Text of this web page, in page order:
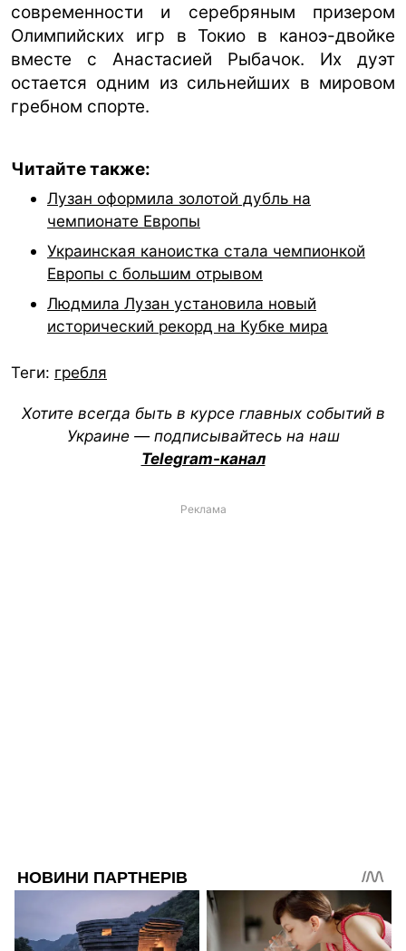
современности и серебряным призером
Олимпийских игр в Токио в каноэ-двойке
вместе с Анастасией Рыбачок. Их дуэт
остается одним из сильнейших в мировом
гребном спорте.
Читайте также:
Лузан оформила золотой дубль на
чемпионате Европы
Украинская каноистка стала чемпионкой
Европы с большим отрывом
Людмила Лузан установила новый
исторический рекорд на Кубке мира
Теги: гребля
Хотите всегда быть в курсе главных событий в
Украине — подписывайтесь на наш
Telegram-канал
Реклама